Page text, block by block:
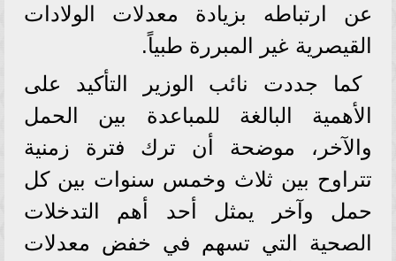
عن ارتباطه بزيادة معدلات الولادات
القيصرية غير المبررة طبياً.
كما جددت نائب الوزير التأكيد على
الأهمية البالغة للمباعدة بين الحمل
والآخر، موضحة أن ترك فترة زمنية
تتراوح بين ثلاث وخمس سنوات بين كل
حمل وآخر يمثل أحد أهم التدخلات
الصحية التي تسهم في خفض معدلات